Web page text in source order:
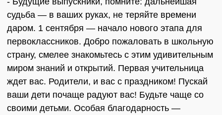
судьба — в ваших руках, не теряйте времени
даром. 1 сентября — начало нового этапа для
первоклассников. Добро пожаловать в школьную
страну, смелее знакомьтесь с этим удивительным
миром знаний и открытий. Первая учительница
ждет вас. Родители, и вас с праздником! Пускай
ваши дети почаще радуют вас! Будьте чаще со
своими детьми. Особая благодарность —